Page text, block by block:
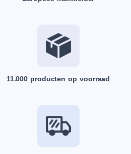
11.000 producten op voorraad